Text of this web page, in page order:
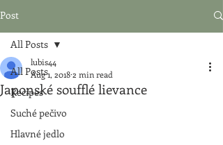
Post
All Posts
Recipes
Suché pečivo
Hlavné jedlo
All Posts
Japonské soufflé lievance
lubis44
Aug 1, 20182 min read